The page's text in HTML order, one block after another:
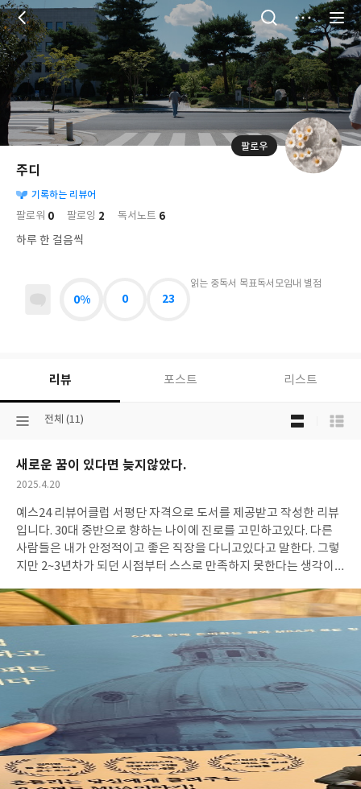
저
장
팔로우
주디
님
의
사
락
기록하는 리뷰어
팔로워 0 팔로잉 2 독서노트 6
하루 한 걸음씩
읽는 중독서 목표
0%
독서모임
0
내 별점
23
리뷰 포스트 리스트
선
분
류
전체 (11)
새로운 꿈이 있다면 늦지않았다.
작
일
2025.4.20
예스24 리뷰어클럽 서평단 자격으로 도서를 제공받고 작성한 리뷰
입니다. 30대 중반으로 향하는 나이에 진로를 고민하고있다. 다른
사람들은 내가 안정적이고 좋은 직장을 다니고있다고 말한다. 그렇
지만 2~3년차가 되던 시점부터 스스로 만족하지 못한다는 생각이
울 것 같다는 생각이 자꾸만 들었다. 다른 인생을 꾸리고싶어 작년
큰 마음 먹고 새로운 도전을 했지만 결과는 좋지 않았다. 여전히 나
는 무거운 발걸음으로 매일 출근을 하고있다. 그러던 중 이 책을 만
나게 되었다. '대기업 퇴사하고 옥스포드 갑니다.' 파격적이다. 작가
는 어떤 고민을 하면서 지냈을까? 퇴사를 선택하는 데 어렵지 않았
을까? 왜 해외 유학일까? 그의 이야기가 궁금했다. 마치 나와 비슷
한 고민을 했을 것 같았다. MBA과정을 마음먹기까지 작가의 실패
라 표현했던 과거의 경험들과 이야기로 시작되었다. 그 후 회사를 다
니며 MBA 과정을 수행할 학교를 선택하는 과정, 원하는 학교에 지
원하기위해 필요한 공부와 서류, 점수들, 합격 후 영국에 가서 생활
하면서 겪은 어려움들과 사람들과의 관계들이 순서대로 담겨있었